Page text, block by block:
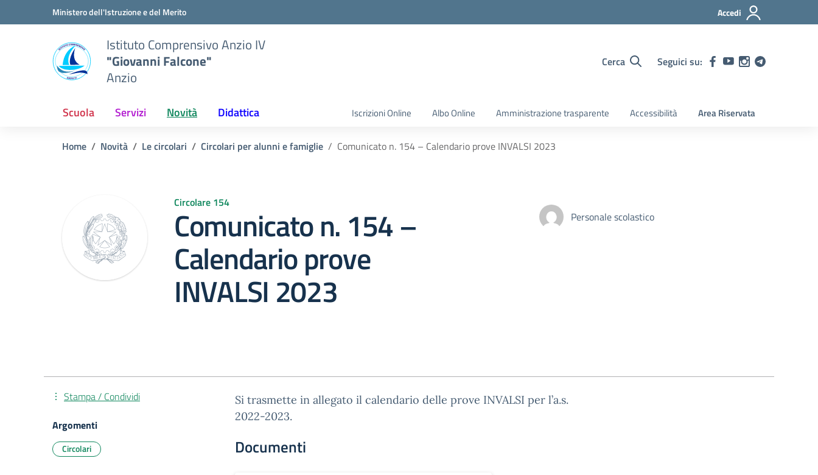
Vai ai contenuti
Vai al menu di navigazioneMinistero dell'Istruzione e del Merito Accedi
Istituto Comprensivo Anzio IV
"Giovanni Falcone"
Anzio
Cerca Seguici su:
Scuola Servizi Novità Didattica Iscrizioni Online Albo Online Amministrazione trasparente Accessibilità Area Riservata
Home Novità Le circolari Circolari per alunni e famiglie Comunicato n. 154 – Calendario prove INVALSI 2023
Circolare 154
Comunicato n. 154 –
Calendario prove
INVALSI 2023
Personale scolastico
Si trasmette in allegato il calendario delle prove INVALSI per l’a.s.
2022-2023.
Documenti
Stampa / Condividi
Argomenti
Circolari